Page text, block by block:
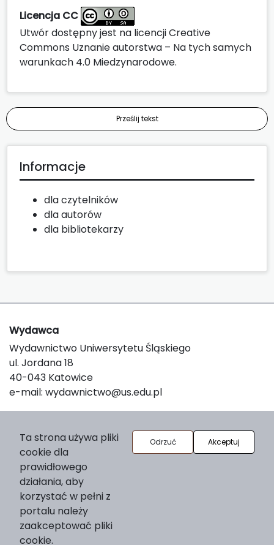
Licencja CC
Utwór dostępny jest na licencjiCreative
Commons Uznanie autorstwa – Na tych samych
warunkach 4.0 Miedzynarodowe.
Prześlij tekst
Informacje
dla czytelników
dla autorów
dla bibliotekarzy
Wydawca
Wydawnictwo Uniwersytetu Śląskiego
ul. Jordana 18
40-043 Katowice
e-mail: wydawnictwo@us.edu.pl
O platformie
© 2025 Uniwersytet Śląski w Katowicach
Support & Customization by LIBCOM
Platform & Workflow by OJS/PKP
Ta strona używa pliki
cookie dla
prawidłowego
działania, aby
korzystać w pełni z
portalu należy
zaakceptować pliki
cookie.
Odrzuć Akceptuj